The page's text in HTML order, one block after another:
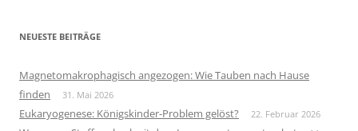
NEUESTE BEITRÄGE
Magnetomakrophagisch angezogen: Wie Tauben nach Hause
finden
31. Mai 2026
Eukaryogenese: Königskinder-Problem gelöst? 22. Februar 2026